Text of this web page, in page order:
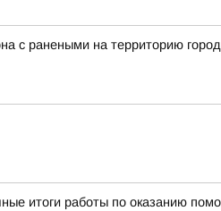
с ранеными на территорию
итоги работы по оказанию